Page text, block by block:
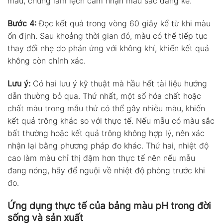
Bước 4:Đọc kết quả trong vòng 60 giây kể từ khi màu
ổn định. Sau khoảng thời gian đó, màu có thể tiếp tục
thay đổi nhẹ do phản ứng với không khí, khiến kết quả
không còn chính xác.
Lưu ý: Có hai lưu ý kỹ thuật mà hầu hết tài liệu hướng
dẫn thường bỏ qua. Thứ nhất, một số hóa chất hoặc
chất màu trong mẫu thử có thể gây nhiễu màu, khiến
kết quả trông khác so với thực tế. Nếu mẫu có màu sắc
bất thường hoặc kết quả trông không hợp lý, nên xác
nhận lại bằng phương pháp đo khác. Thứ hai, nhiệt độ
cao làm màu chỉ thị đậm hơn thực tế nên nếu mẫu
đang nóng, hãy để nguội về nhiệt độ phòng trước khi
đo.
Ứng dụng thực tế của bảng màu pH trong đời
sống và sản xuất